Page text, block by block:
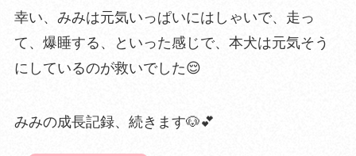
幸い、みみは元気いっぱいにはしゃいで、走っ
て、爆睡する、といった感じで、本犬は元気そう
にしているのが救いでした😌
みみの成長記録、続きます🐶💕